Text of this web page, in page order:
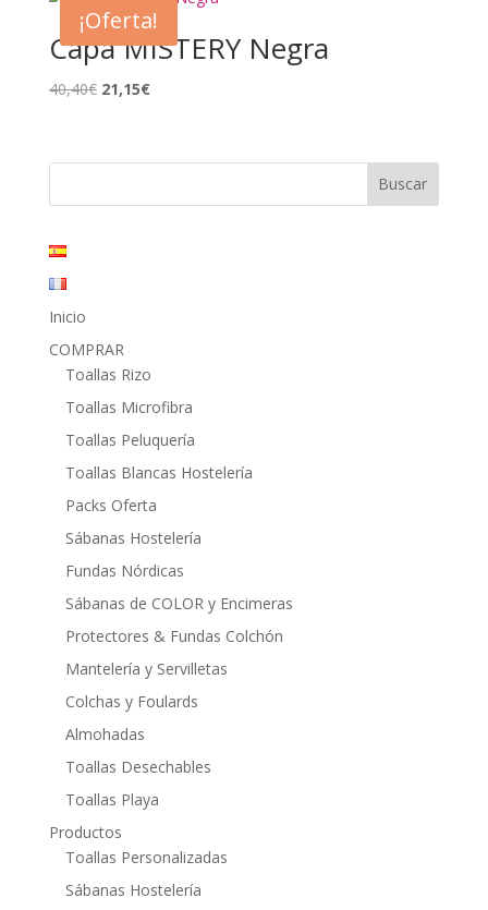
30,60€.12,95€.
¡Oferta!
Capa MISTERY Negra
40,40€ El
era:
21,15€El
es:
Inicio
COMPRAR
Toallas Rizo
Toallas Microfibra
Toallas Peluquería
Toallas Blancas Hostelería
Packs Oferta
Sábanas Hostelería
Fundas Nórdicas
Sábanas de COLOR y Encimeras
Protectores & Fundas Colchón
Mantelería y Servilletas
Colchas y Foulards
Almohadas
Toallas Desechables
Toallas Playa
Productos
Toallas Personalizadas
Sábanas Hostelería